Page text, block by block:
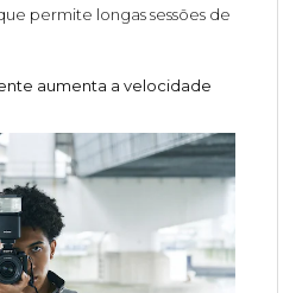
permite longas sessões de
aumenta a velocidade